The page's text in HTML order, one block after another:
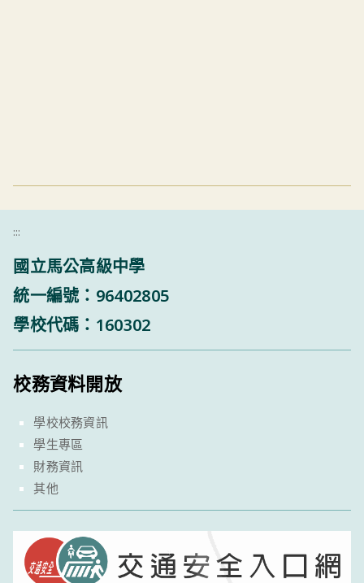
:::
國立馬公高級中學
統一編號：96402805
學校代碼：160302
校務資料開放
學校校務資訊
學生專區
財務資訊
其他